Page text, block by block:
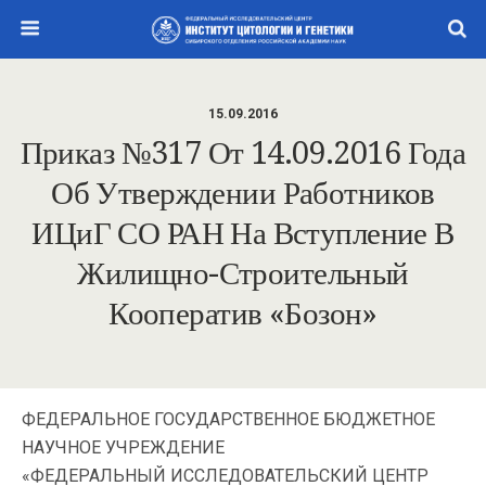
15.09.2016
Приказ №317 От 14.09.2016 Года
Об Утверждении Работников
ИЦиГ СО РАН На Вступление В
Жилищно-Строительный
Кооператив «Бозон»
ФЕДЕРАЛЬНОЕ ГОСУДАРСТВЕННОЕ БЮДЖЕТНОЕ
НАУЧНОЕ УЧРЕЖДЕНИЕ
«ФЕДЕРАЛЬНЫЙ ИССЛЕДОВАТЕЛЬСКИЙ ЦЕНТР